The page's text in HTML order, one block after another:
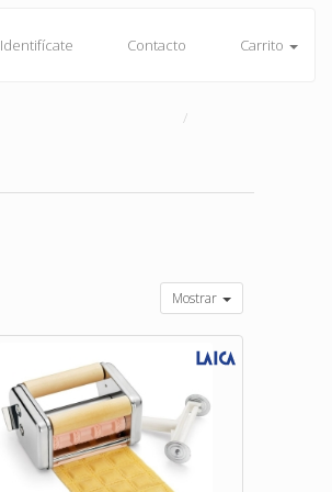
Identifícate Contacto Carrito
Mostrar